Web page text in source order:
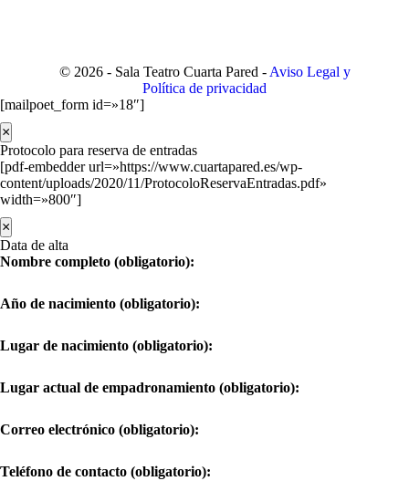
© 2026 - Sala Teatro Cuarta Pared - Aviso Legal y
Política de privacidad
[mailpoet_form id=»18″]
×
Protocolo para reserva de entradas
[pdf-embedder url=»https://www.cuartapared.es/wp-
content/uploads/2020/11/ProtocoloReservaEntradas.pdf»
width=»800″]
×
Data de alta
Nombre completo (obligatorio):
Año de nacimiento (obligatorio):
Lugar de nacimiento (obligatorio):
Lugar actual de empadronamiento (obligatorio):
Correo electrónico (obligatorio):
Teléfono de contacto (obligatorio):